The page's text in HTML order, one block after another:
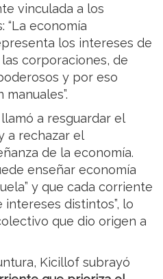
vinculada a los
“La economía
los intereses de
corporaciones, de
y por eso
a resguardar el
a rechazar el
de la economía.
enseñar economía
y que cada corriente
distintos”, lo
que dio origen a
Kicillof subrayó